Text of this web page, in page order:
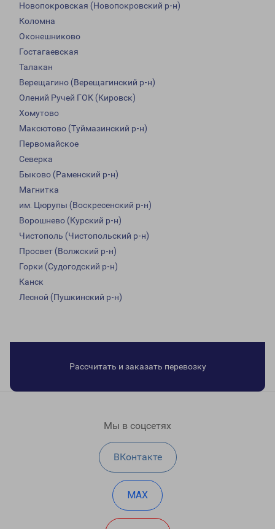
Новопокровская (Новопокровский р-н)
Коломна
Оконешниково
Гостагаевская
Талакан
Верещагино (Верещагинский р-н)
Олений Ручей ГОК (Кировск)
Хомутово
Максютово (Туймазинский р-н)
Первомайское
Северка
Быково (Раменский р-н)
Магнитка
им. Цюрупы (Воскресенский р-н)
Ворошнево (Курский р-н)
Чистополь (Чистопольский р-н)
Просвет (Волжский р-н)
Горки (Судогодский р-н)
Канск
Лесной (Пушкинский р-н)
Рассчитать и заказать перевозку
Мы в соцсетях
ВКонтакте
MAX